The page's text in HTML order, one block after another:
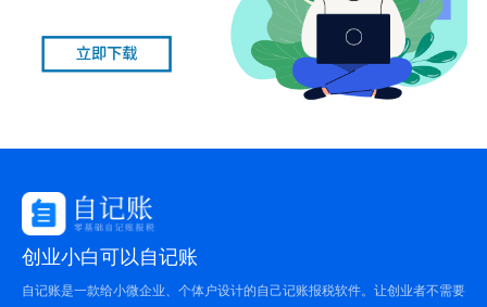
创业小白可以自记账
自记账是一款给小微企业、个体户设计的自己记账报税软件。让创业者不需要